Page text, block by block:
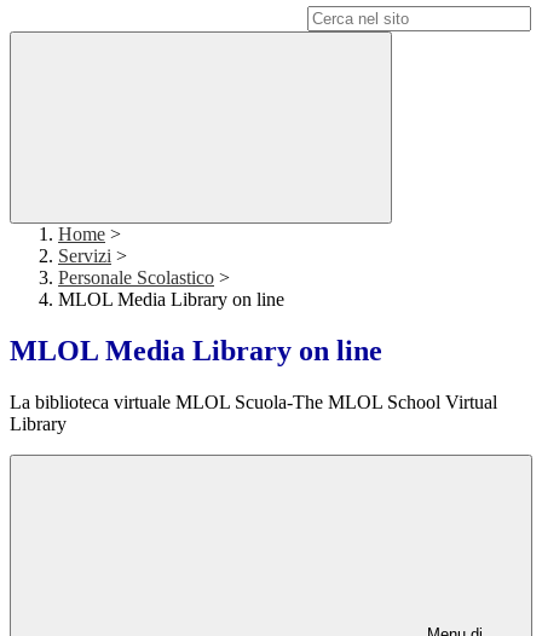
Home >
Servizi >
Personale Scolastico >
MLOL Media Library on line
MLOL Media Library on line
La biblioteca virtuale MLOL Scuola-The MLOL School Virtual
Library